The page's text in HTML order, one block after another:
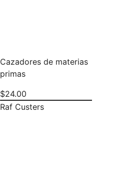
Cazadores de materias
primas
$24.00
Raf Custers